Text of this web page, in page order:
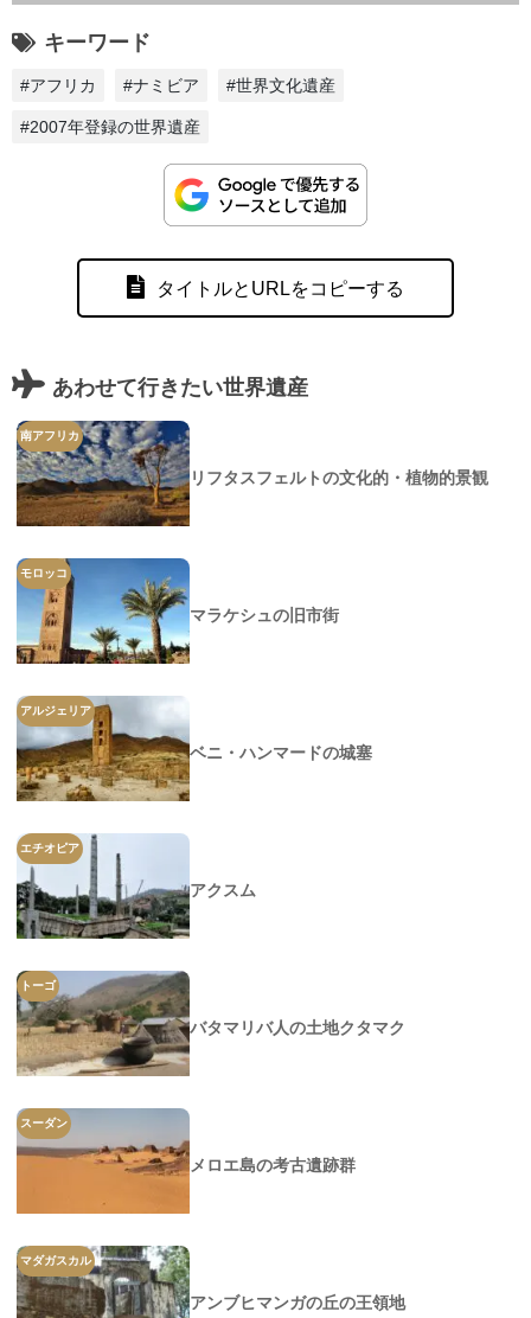
キーワード
#アフリカ #ナミビア #世界文化遺産
#2007年登録の世界遺産
タイトルとURLをコピーする
あわせて行きたい世界遺産
南アフリカ
リフタスフェルトの文化的・植物的景観
モロッコ
マラケシュの旧市街
アルジェリア
ベニ・ハンマードの城塞
エチオピア
アクスム
トーゴ
バタマリバ人の土地クタマク
スーダン
メロエ島の考古遺跡群
マダガスカル
アンブヒマンガの丘の王領地